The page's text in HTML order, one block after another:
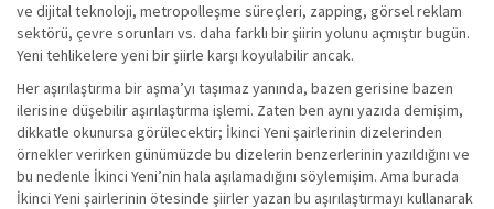
ve dijital teknoloji, metropolleşme süreçleri, zapping, görsel reklam
sektörü, çevre sorunları vs. daha farklı bir şiirin yolunu açmıştır bugün.
Yeni tehlikelere yeni bir şiirle karşı koyulabilir ancak.
Her aşırılaştırma bir aşma’yı taşımaz yanında, bazen gerisine bazen
ilerisine düşebilir aşırılaştırma işlemi. Zaten ben aynı yazıda demişim,
dikkatle okunursa görülecektir; İkinci Yeni şairlerinin dizelerinden
örnekler verirken günümüzde bu dizelerin benzerlerinin yazıldığını ve
bu nedenle İkinci Yeni’nin hala aşılamadığını söylemişim. Ama burada
İkinci Yeni şairlerinin ötesinde şiirler yazan bu aşırılaştırmayı kullanarak